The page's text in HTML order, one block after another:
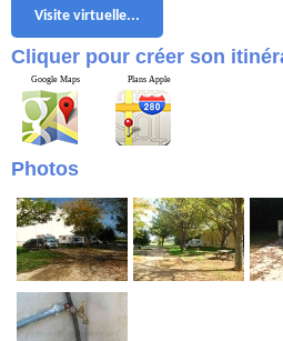
Visite virtuelle...
Cliquer pour créer son
Google Maps Plans Apple
Photos